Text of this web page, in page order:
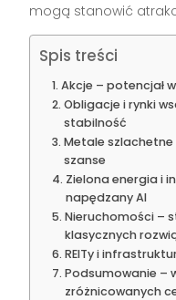
mogą stanowić
Spis treści
Akcje – potencjał
Obligacje i rynki
stabilność
Metale
szanse
Zielona energia i
napędzany AI
Nieruchomości –
klasycznych
REITy i
Podsumowanie –
zróżnicowanych